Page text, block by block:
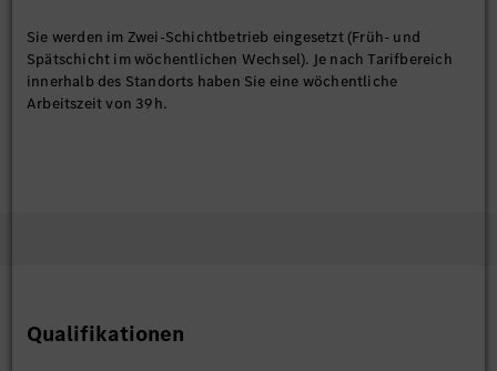
Sie werden im Zwei-Schichtbetrieb eingesetzt (Früh- und
Spätschicht im wöchentlichen Wechsel). Je nach Tarifbereich
innerhalb des Standorts haben Sie eine wöchentliche
Arbeitszeit von 39h.
Qualifikationen